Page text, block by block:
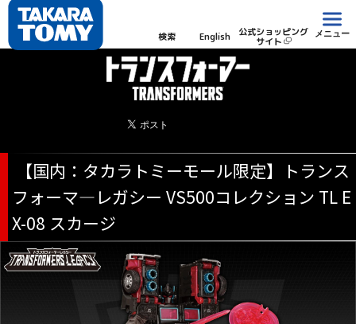
検索 English 公式ショッピング
サイト
メニュー
【国内：タカラトミーモール限定】トランス
フォーマ―レガシー VS500コレクション TL E
X-08 スカージ